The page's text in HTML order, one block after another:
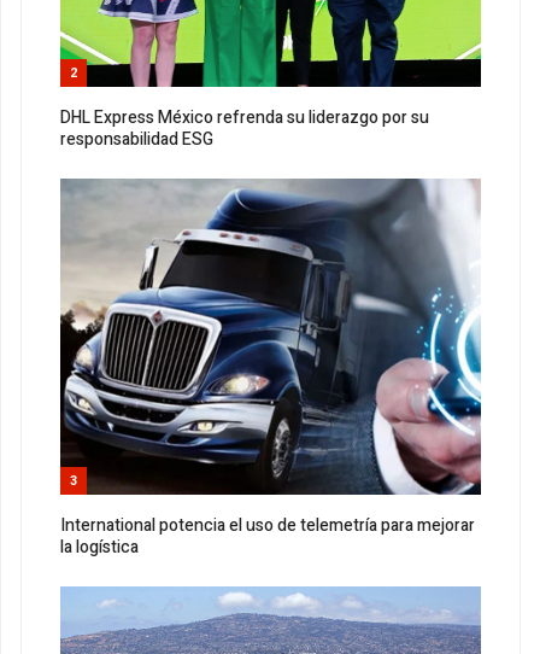
2
DHL Express México refrenda su liderazgo por su
responsabilidad ESG
3
International potencia el uso de telemetría para mejorar
la logística